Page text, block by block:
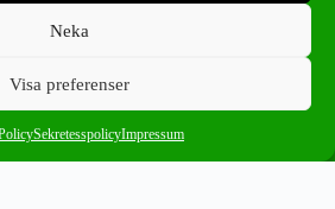
Neka
Visa preferenser
SekretesspolicyImpressum